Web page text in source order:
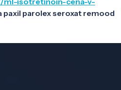
paxil parolex seroxat remood